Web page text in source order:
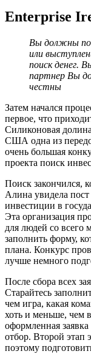
Enterprise
Вы должны
или
поиск денег.
партнер Вы
честны
Затем начался
первое, что
Силиконовая
США одна из
очень большая
проекта поиск
Поиск закончился,
Алина увидела
инвестиции в
Эта организация
для людей со всего
заполнить форму,
плана. Конкурс
лучше немного
После сбора всех
Старайтесь
чем игра, какая
хоть и меньше,
оформленная
отбор. Второй этап
поэтому